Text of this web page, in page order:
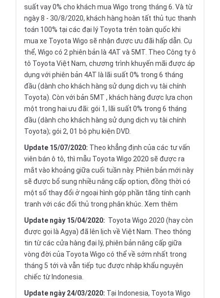
suất vay 0% cho khách mua Wigo trong tháng 6. Và từ
ngày 8 - 30/8/2020, khách hàng hoàn tất thủ tục thanh
toán 100% tại các đại lý Toyota trên toàn quốc khi
mua xe Toyota Wigo sẽ nhận được ưu đãi hấp dẫn. Cụ
thể, Wigo có 2 phiên bản là 4AT và 5MT. Theo Công ty ô
tô Toyota Việt Nam, chương trình khuyến mãi được áp
dụng với phiên bản 4AT là lãi suất 0% trong 6 tháng
đầu (dành cho khách hàng sử dụng dịch vụ tài chính
Toyota). Còn với bản 5MT , khách hàng được lựa chọn
một trong hai ưu đãi: gói 1, lãi suất 0% trong 6 tháng
đầu (dành cho khách hàng sử dụng dịch vụ tài chính
Toyota); gói 2, 01 bộ phụ kiện DVD.
Update 15/07/2020: Theo khẳng định của các tư vấn
viên bán ô tô, thì mẫu Toyota Wigo 2020 sẽ được ra
mắt vào khoảng giữa cuối tuần này. Phiên bản mới này
sẽ được bổ sung nhiều nâng cấp option, đồng thời có
một số thay đổi ở ngoại hình góp phần tăng tính cạnh
tranh với các đối thủ trong phân khúc. Xem thêm
Update ngày 15/04/2020: Toyota Wigo 2020 (hay còn
được gọi là Agya) đã lên lịch về Việt Nam. Theo thông
tin từ các cửa hàng đại lý, phiên bản nâng cấp giữa
vòng đời của Toyota Wigo có thể về sớm nhất trong
tháng 5 tới và vẫn tiếp tục được nhập khẩu nguyên
chiếc từ Indonesia.
Update ngày 24/03/2020: Tại Indonesia, Toyota Wigo